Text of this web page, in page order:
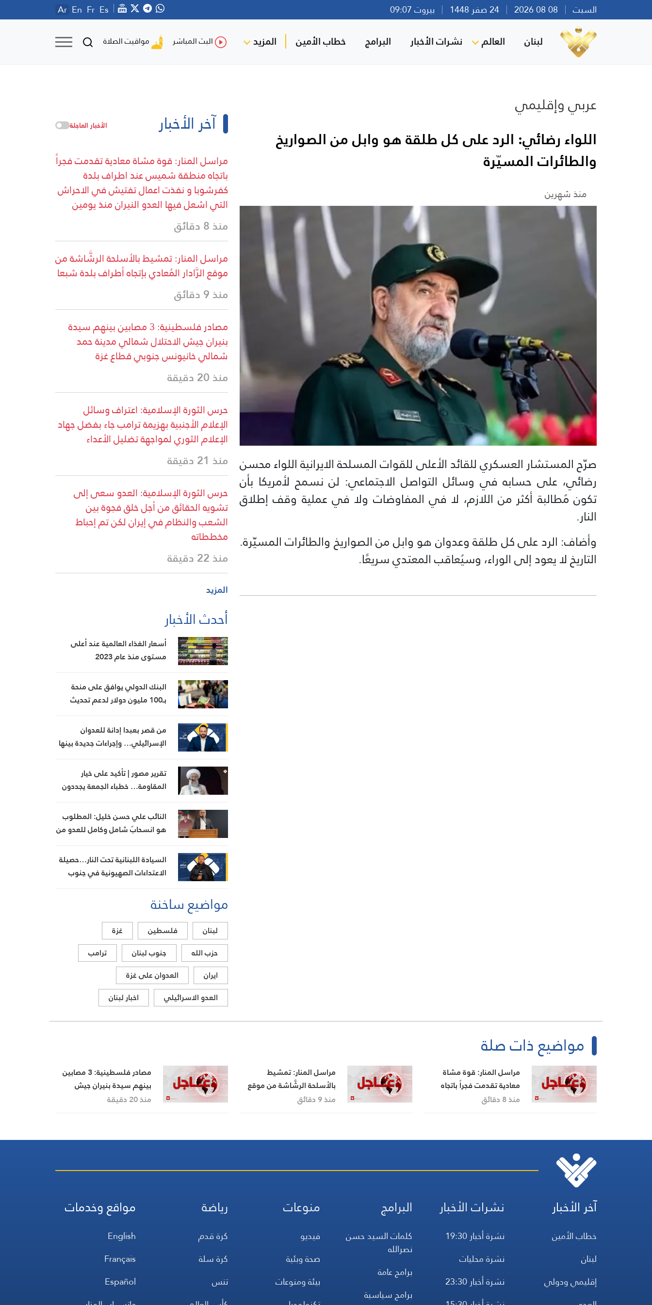
السبت بيروت 09:07 Ar En Fr Es
لبنان العالم نشرات الأخبار البرامج خطاب الأمين المزيد البث المباشر مواقيت الصلاة
عربي وإقليمي
اللواء رضائي: الرد على كل طلقة هو وابل من الصواريخ
والطائرات المسيّرة
منذ شهرين
صرّح المستشار العسكري للقائد الأعلى للقوات المسلحة الايرانية اللواء محسن
رضائي، على حسابه في وسائل التواصل الاجتماعي: لن نسمح لأمريكا بأن
تكون مُطالبة أكثر من اللازم، لا في المفاوضات ولا في عملية وقف إطلاق
النار.
وأضاف: الرد على كل طلقة وعدوان هو وابل من الصواريخ والطائرات المسيّرة.
التاريخ لا يعود إلى الوراء، وسيُعاقب المعتدي سريعًا.
آخر الأخبار الأخبار العاجلة
مراسل المنار: قوة مشاة معادية تقدمت فجراً
باتجاه منطقة شميس عند اطراف بلدة
كفرشوبا و نفذت اعمال تفتيش في الاحراش
التي اشعل فيها العدو النيران منذ يومين
منذ 8 دقائق
مراسل المنار: تمشيط بالأسلحة الرشَّاشة من
موقع الرَّادار المُعادي بإتجاه أطراف بلدة شبعا
منذ 9 دقائق
مصادر فلسطينية: 3 مصابين بينهم سيدة
بنيران جيش الاحتلال شمالي مدينة حمد
شمالي خانيونس جنوبي قطاع غزة
منذ 20 دقيقة
حرس الثورة الإسلامية: اعتراف وسائل
الإعلام الأجنبية بهزيمة ترامب جاء بفضل جهاد
الإعلام الثوري لمواجهة تضليل الأعداء
منذ 21 دقيقة
حرس الثورة الإسلامية: العدو سعى إلى
تشويه الحقائق من أجل خلق فجوة بين
الشعب والنظام في إيران لكن تم إحباط
مخططاته
منذ 22 دقيقة
المزيد
أحدث الأخبار
أسعار الغذاء العالمية عند أعلى
مستوى منذ عام 2023
البنك الدولي يوافق على منحة
بـ100 مليون دولار لدعم تحديث
من قصر بعبدا إدانة للعدوان
الإسرائيلي… وإجراءات جديدة بينها
تقرير مصور | تأكيد على خيار
المقاومة… خطباء الجمعة يجددون
النائب علي حسن خليل: المطلوب
هو انسحابٌ شامل وكامل للعدو من
السيادة اللبنانية تحت النار…حصيلة
الاعتداءات الصهيونية في جنوب
مواضيع ساخنة
لبنان فلسطين
غزة
حزب الله
جنوب لبنان
ترامب
ايران
العدوان على غزة
العدو الاسرائيلي
اخبار لبنان
مواضيع ذات صلة
مراسل المنار: قوة مشاة
معادية تقدمت فجراً باتجاه
منطقة شميس عند اطراف
اشعل فيها العدو النيران منذ
منذ 8 دقائق
مراسل المنار: تمشيط
بالأسلحة الرشَّاشة من موقع
الرَّادار المُعادي بإتجاه أطراف
منذ 9 دقائق
مصادر فلسطينية: 3 مصابين
بينهم سيدة بنيران جيش
الاحتلال شمالي مدينة حمد
منذ 20 دقيقة
آخر الأخبار
خطاب الأمين
لبنان
إقليمي ودولي
نشرات الأخبار
نشرة أخبار 19:30
نشرة محليات
نشرة أخبار 23:30
البرامج
كلمات السيد حسن
نصرالله
برامج عامة
برامج سياسية
منوعات
فيديو
صحة وبئية
بيئة ومنوعات
رياضة
كرة قدم
كرة سلة
تنس
مواقع وخدمات
English
Français
Español